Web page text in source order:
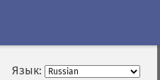
Язык: